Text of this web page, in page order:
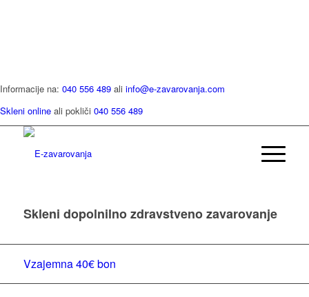
Informacije na: 040 556 489 ali info@e-zavarovanja.com
Skleni online ali pokliči 040 556 489
Skleni dopolnilno zdravstveno zavarovanje
Vzajemna 40€ bon